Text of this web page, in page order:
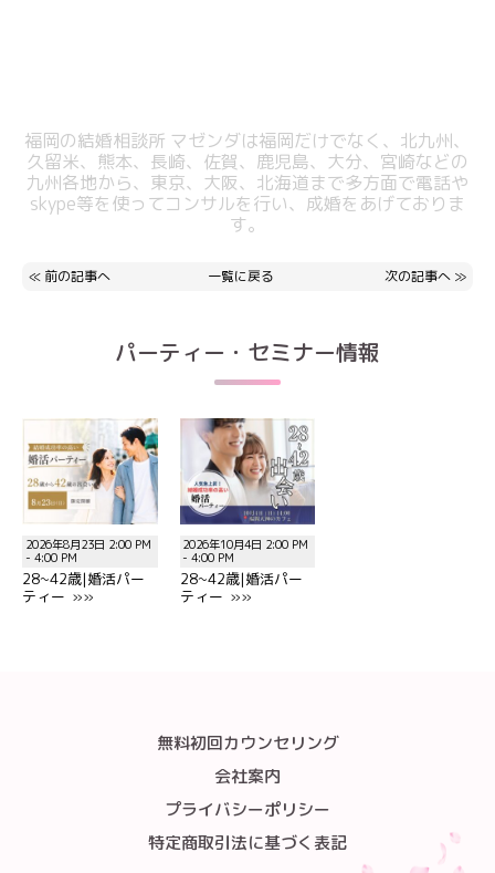
福岡の結婚相談所 マゼンダは福岡だけでなく、北九州、
久留米、熊本、長崎、佐賀、鹿児島、大分、宮崎などの
九州各地から、東京、大阪、北海道まで多方面で電話や
skype等を使ってコンサルを行い、成婚をあげておりま
す。
≪ 前の記事へ 一覧に戻る 次の記事へ ≫
パーティー・セミナー情報
2026年8月23日 2:00 PM
- 4:00 PM
28~42歳|婚活パー
ティー »»
2026年10月4日 2:00 PM
- 4:00 PM
28~42歳|婚活パー
ティー »»
無料初回カウンセリング
会社案内
プライバシーポリシー
特定商取引法に基づく表記